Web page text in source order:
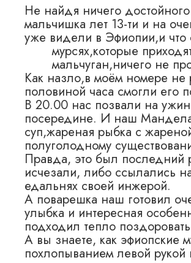
Не найдя ничего
мальчишка лет 13-ти и на
уже видели в Эфиопии,и что
мурсях,которые
мальчуган,ничего не
Как назло,в моём номере не
половиной часа смогли его
В 20.00 нас позвали на
посередине. И наш Мандела
суп,жареная рыбка с
полуголодному
Правда, это был
исчезали, либо ссылались
едальнях своей инжерой.
А поварешка наш готовил
улыбка и интересная
подходил тепло
А вы знаете, как эфиопские
похлопыванием левой рукой